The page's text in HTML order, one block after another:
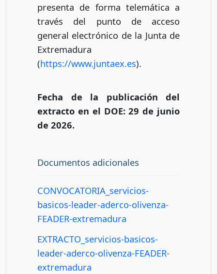
presenta de forma telemática a
través del punto de acceso
general electrónico de la Junta de
Extremadura
(https://www.juntaex.es).
Fecha de la publicación del
extracto en el DOE: 29 de junio
de 2026.
Documentos adicionales
CONVOCATORIA_servicios-
basicos-leader-aderco-olivenza-
FEADER-extremadura
EXTRACTO_servicios-basicos-
leader-aderco-olivenza-FEADER-
extremadura